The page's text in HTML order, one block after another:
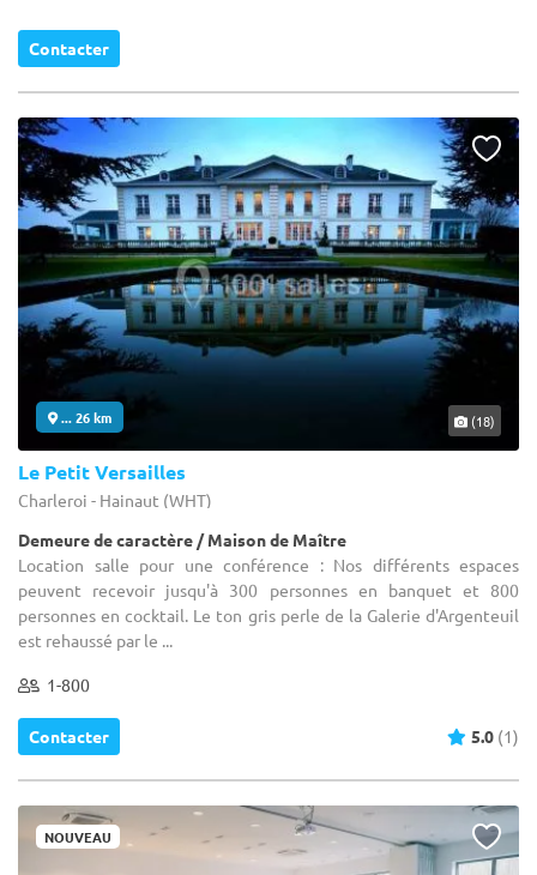
Contacter
... 26 km (18)
Le Petit Versailles
Charleroi - Hainaut (WHT)
Demeure de caractère / Maison de Maître
Location salle pour une conférence : Nos différents espaces
peuvent recevoir jusqu'à 300 personnes en banquet et 800
personnes en cocktail. Le ton gris perle de la Galerie d'Argenteuil
est rehaussé par le ...
1-800
Contacter 5.0 (1)
NOUVEAU